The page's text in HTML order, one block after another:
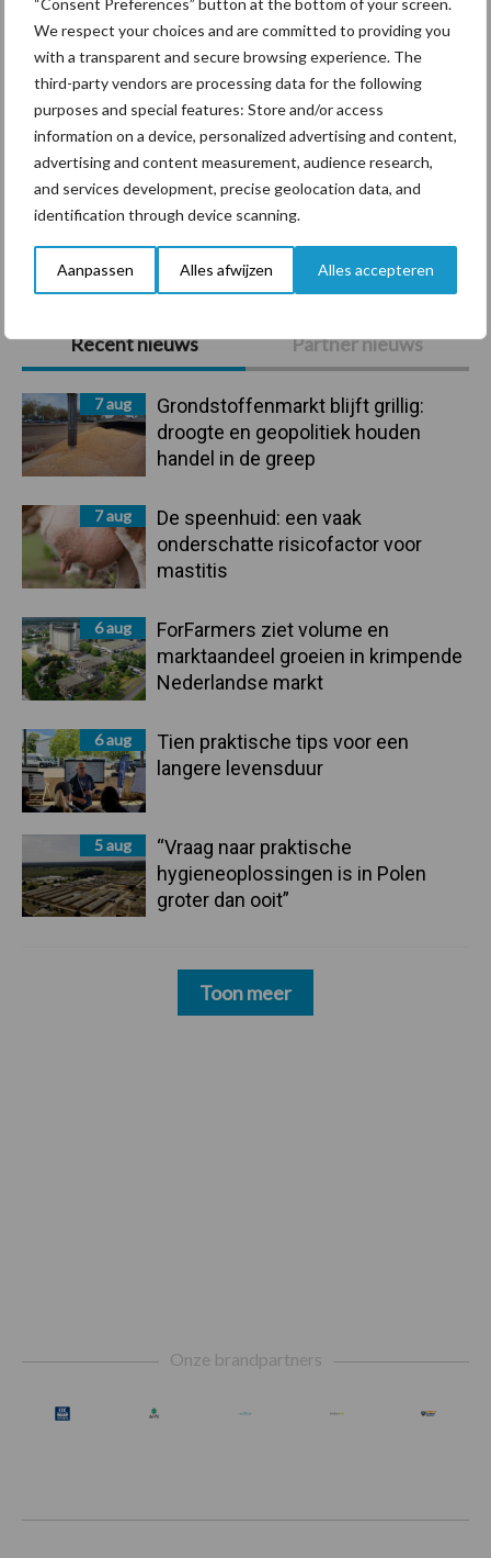
We respect your choices and are committed to providing you
with a transparent and secure browsing experience. The
third-party vendors are processing data for the following
purposes and special features: Store and/or access
information on a device, personalized advertising and content,
advertising and content measurement, audience research,
and services development, precise geolocation data, and
identification through device scanning.
Aanpassen Alles afwijzen Alles accepteren
Sidebar
Recent nieuws Partner nieuws
7 aug
Grondstoffenmarkt blijft grillig:
droogte en geopolitiek houden
handel in de greep
7 aug
De speenhuid: een vaak
onderschatte risicofactor voor
mastitis
6 aug
ForFarmers ziet volume en
marktaandeel groeien in krimpende
Nederlandse markt
6 aug
Tien praktische tips voor een
langere levensduur
5 aug
“Vraag naar praktische
hygieneoplossingen is in Polen
groter dan ooit”
Toon meer
Bedrijfsnieuws
Ligbox &
Voerhekken
Onze brandpartners